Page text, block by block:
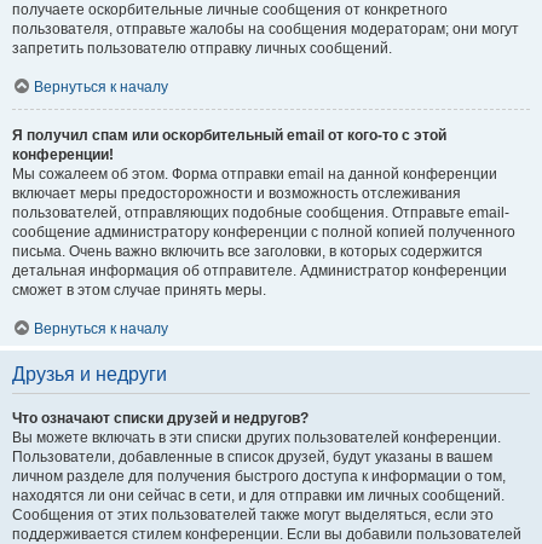
получаете оскорбительные личные сообщения от конкретного
пользователя, отправьте жалобы на сообщения модераторам; они могут
запретить пользователю отправку личных сообщений.
Вернуться к началу
Я получил спам или оскорбительный email от кого-то с этой
конференции!
Мы сожалеем об этом. Форма отправки email на данной конференции
включает меры предосторожности и возможность отслеживания
пользователей, отправляющих подобные сообщения. Отправьте email-
сообщение администратору конференции с полной копией полученного
письма. Очень важно включить все заголовки, в которых содержится
детальная информация об отправителе. Администратор конференции
сможет в этом случае принять меры.
Вернуться к началу
Друзья и недруги
Что означают списки друзей и недругов?
Вы можете включать в эти списки других пользователей конференции.
Пользователи, добавленные в список друзей, будут указаны в вашем
личном разделе для получения быстрого доступа к информации о том,
находятся ли они сейчас в сети, и для отправки им личных сообщений.
Сообщения от этих пользователей также могут выделяться, если это
поддерживается стилем конференции. Если вы добавили пользователей